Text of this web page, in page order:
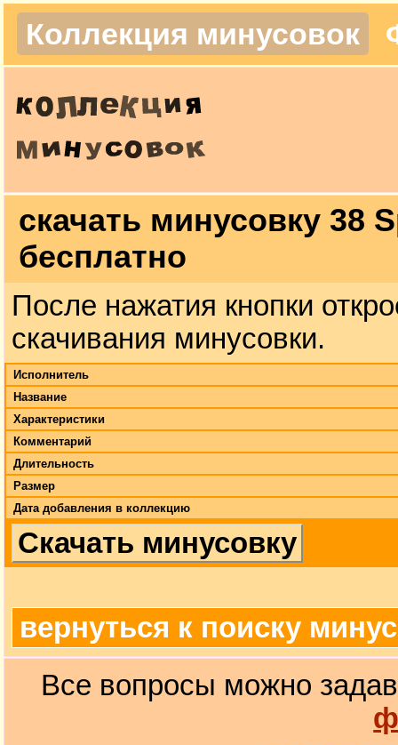
Коллекция минусовок
скачать минусовку 38
бесплатно
После нажатия кнопки
скачивания минусовки.
Исполнитель
Название
Характеристики
Комментарий
Длительность
Размер
Дата добавления в коллекцию
Скачать минусовку
вернуться к поиску
Все вопросы можно